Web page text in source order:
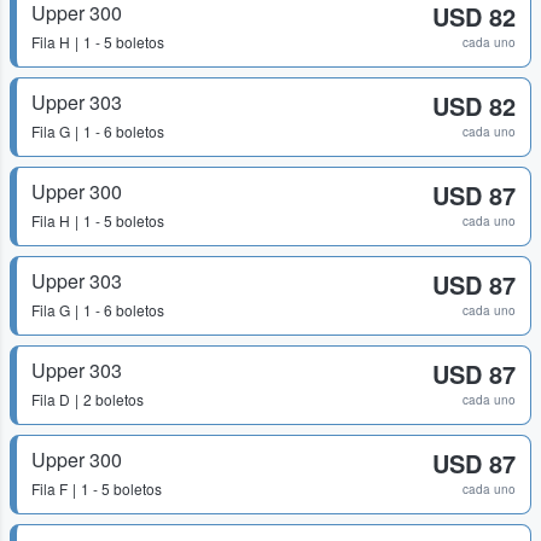
Upper 300
Fila H 1 - 5 boletos
USD 82
cada uno
Upper 303
Fila G 1 - 6 boletos
USD 82
cada uno
Upper 300
Fila H 1 - 5 boletos
USD 87
cada uno
Upper 303
Fila G 1 - 6 boletos
USD 87
cada uno
Upper 303
Fila D 2 boletos
USD 87
cada uno
Upper 300
Fila F 1 - 5 boletos
USD 87
cada uno